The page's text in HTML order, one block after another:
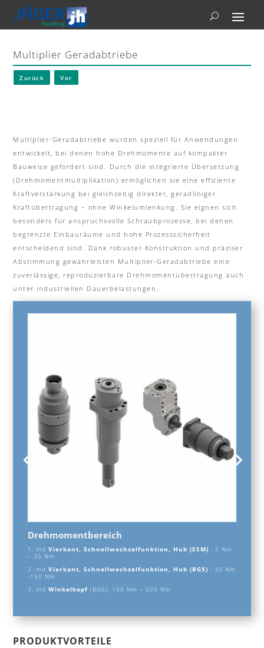
Multiplier Geradabtriebe
Zurück Vor
Multiplier-Geradabtriebe wurden speziell für Anwendungen
entwickelt, bei denen hohe Drehmomente auf kompakter
Bauweise gefordert sind. Durch die integrierte Übersetzung
(Drehmomentmultiplikation) ermöglichen sie eine effiziente
Kraftverstärkung bei gleichzeitig direkter, geradliniger
Kraftübertragung – ohne Winkelumlenkung. Sie eignen sich
besonders für anspruchsvolle Schraubprozesse, bei denen
begrenzte Einbauräume und hohe Prozesssicherheit
entscheidend sind. Dank robuster Konstruktion und präziser
Abstimmung gewährleisten Multiplier-Geradabtriebe eine
zuverlässige, reproduzierbare Drehmomentübertragung auch
unter industriellen Dauerbelastungen.
Drehmomentbereich
1. mit Vierkant, Schnellwechselfunktion, Hub (ESM) : 5 Nm
– 35 Nm
2. mit Vierkant, Schnellwechselfunktion, Hub (BG5) : 30 Nm
-150 Nm
3. mit Winkelkopf (BG5): 150 Nm – 500 Nm
PRODUKTVORTEILE